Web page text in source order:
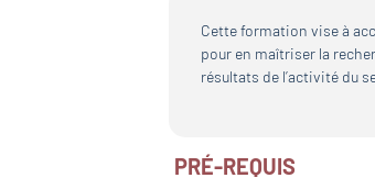
Cette formation vise à
pour en maîtriser la
résultats de l’activité du
PRÉ-REQUIS